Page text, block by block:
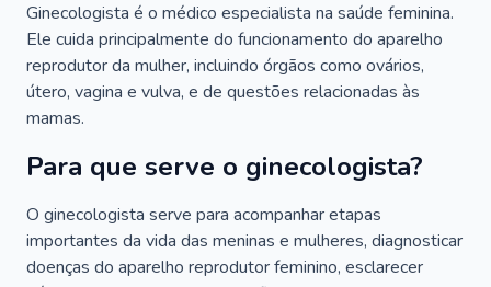
Ginecologista é o médico especialista na saúde feminina.
Ele cuida principalmente do funcionamento do aparelho
reprodutor da mulher, incluindo órgãos como ovários,
útero, vagina e vulva, e de questões relacionadas às
mamas.
Para que serve o ginecologista?
O ginecologista serve para acompanhar etapas
importantes da vida das meninas e mulheres, diagnosticar
doenças do aparelho reprodutor feminino, esclarecer